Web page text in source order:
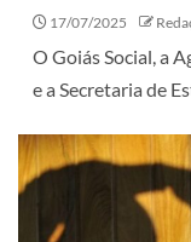
17/07/2025
O Goiás Social, a
e a Secretaria de